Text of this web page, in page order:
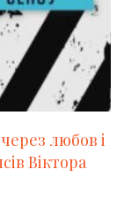
любов і
Віктора